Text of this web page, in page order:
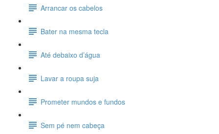
Arrancar os cabelos
Bater na mesma tecla
Até debaixo d’água
Lavar a roupa suja
Prometer mundos e fundos
Sem pé nem cabeça